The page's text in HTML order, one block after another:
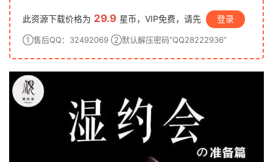
此资源下载价格为 29.9 星币，VIP免费，请先 登录
①售后QQ：32492069 ②默认解压密码“QQ28222936”